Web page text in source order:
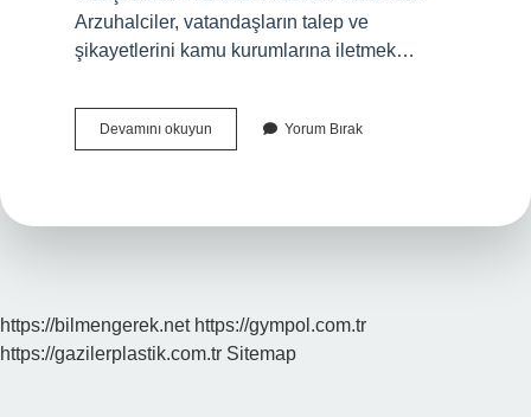
Arzuhalciler, vatandaşların talep ve
şikayetlerini kamu kurumlarına iletmek…
Devamını okuyun Arzuhalci
Yasal
Yorum Bırak
https://bilmengerek.net https://gympol.com.tr
https://gazilerplastik.com.tr Sitemap